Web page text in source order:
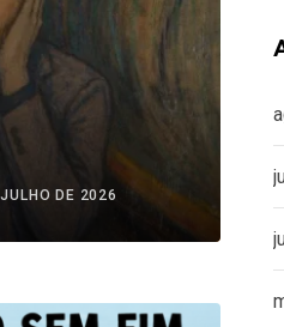
DE 2026